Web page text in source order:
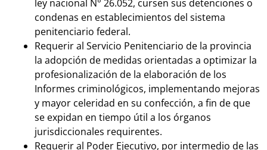
ley nacional N° 26.052, cursen sus detenciones o
condenas en establecimientos del sistema
penitenciario federal.
Requerir al Servicio Penitenciario de la provincia
la adopción de medidas orientadas a optimizar la
profesionalización de la elaboración de los
Informes criminológicos, implementando mejoras
y mayor celeridad en su confección, a fin de que
se expidan en tiempo útil a los órganos
jurisdiccionales requirentes.
Requerir al Poder Ejecutivo, por intermedio de las